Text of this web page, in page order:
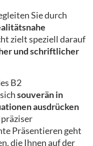
Sie durch
zielt speziell darauf
und schriftlicher
B2
souverän in
ausdrücken
präziser
Präsentieren geht
die Ihnen auf der